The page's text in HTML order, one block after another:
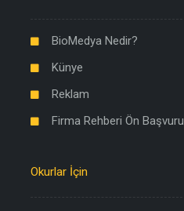
BioMedya Nedir?
Künye
Reklam
Firma Rehberi Ön Başvuru
Okurlar İçin